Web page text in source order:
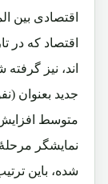
اقتصادی بین
اقتصاد که در
اند، نیز
جدید بعنوان
متوسط
نمایشگر
شده، باین